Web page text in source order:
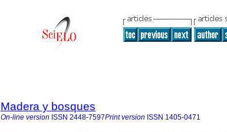
Madera y bosques
On-line version ISSN 2448-7597Print version ISSN 1405-0471